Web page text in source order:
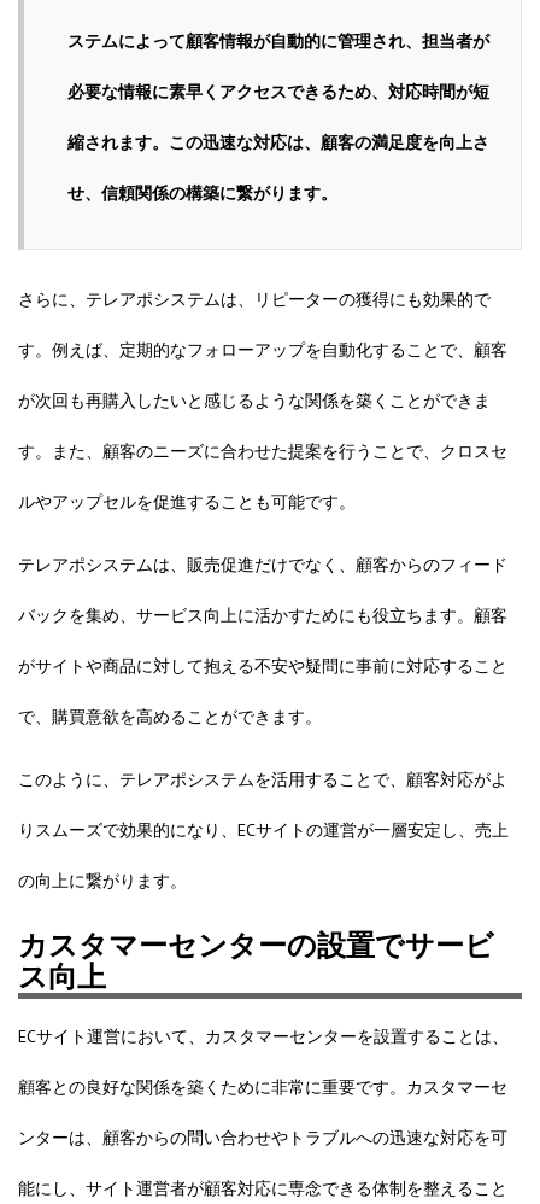
ステムによって顧客情報が自動的に管理され、担当者が
必要な情報に素早くアクセスできるため、対応時間が短
縮されます。この迅速な対応は、顧客の満足度を向上さ
せ、信頼関係の構築に繋がります。
さらに、テレアポシステムは、リピーターの獲得にも効果的で
す。例えば、定期的なフォローアップを自動化することで、顧客
が次回も再購入したいと感じるような関係を築くことができま
す。また、顧客のニーズに合わせた提案を行うことで、クロスセ
ルやアップセルを促進することも可能です。
テレアポシステムは、販売促進だけでなく、顧客からのフィード
バックを集め、サービス向上に活かすためにも役立ちます。顧客
がサイトや商品に対して抱える不安や疑問に事前に対応すること
で、購買意欲を高めることができます。
このように、テレアポシステムを活用することで、顧客対応がよ
りスムーズで効果的になり、ECサイトの運営が一層安定し、売上
の向上に繋がります。
カスタマーセンターの設置でサービ
ス向上
ECサイト運営において、カスタマーセンターを設置することは、
顧客との良好な関係を築くために非常に重要です。カスタマーセ
ンターは、顧客からの問い合わせやトラブルへの迅速な対応を可
能にし、サイト運営者が顧客対応に専念できる体制を整えること